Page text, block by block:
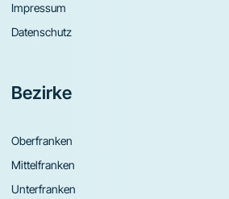
Impressum
Datenschutz
Bezirke
Oberfranken
Mittelfranken
Unterfranken